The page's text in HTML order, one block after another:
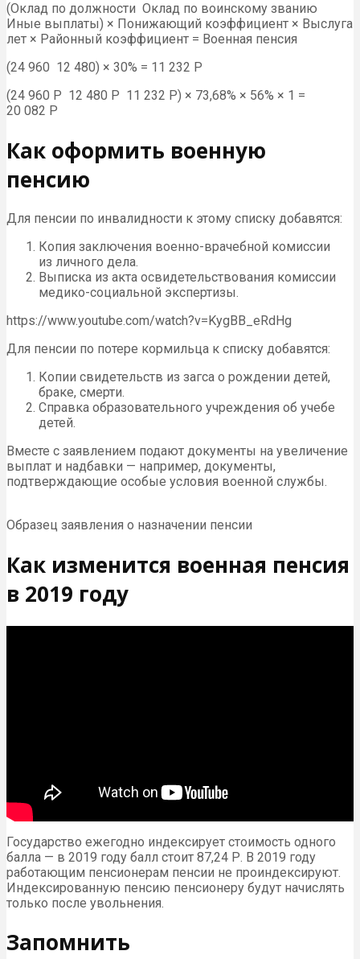
(Оклад по должности Оклад по воинскому званию
Иные выплаты) × Понижающий коэффициент × Выслуга
лет × Районный коэффициент = Военная пенсия
(24 960 12 480) × 30% = 11 232 Р
(24 960 Р 12 480 Р 11 232 Р) × 73,68% × 56% × 1 =
20 082 Р
Как оформить военную
пенсию
Для пенсии по инвалидности к этому списку добавятся:
Копия заключения военно-врачебной комиссии
из личного дела.
Выписка из акта освидетельствования комиссии
медико-социальной экспертизы.
https://www.youtube.com/watch?v=KygBB_eRdHg
Для пенсии по потере кормильца к списку добавятся:
Копии свидетельств из загса о рождении детей,
браке, смерти.
Справка образовательного учреждения об учебе
детей.
Вместе с заявлением подают документы на увеличение
выплат и надбавки — например, документы,
подтверждающие особые условия военной службы.
Образец заявления о назначении пенсии
Как изменится военная пенсия
в 2019 году
Государство ежегодно индексирует стоимость одного
балла — в 2019 году балл стоит 87,24 Р. В 2019 году
работающим пенсионерам пенсии не проиндексируют.
Индексированную пенсию пенсионеру будут начислять
только после увольнения.
Запомнить